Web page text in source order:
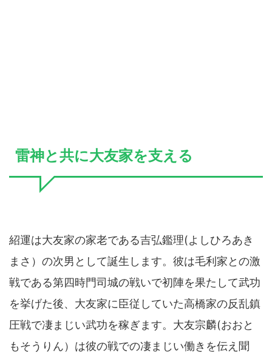
雷神と共に大友家を支える
紹運は大友家の家老である吉弘鑑理(よしひろあき
まさ）の次男として誕生します。彼は毛利家との激
戦である第四時門司城の戦いで初陣を果たして武功
を挙げた後、大友家に臣従していた高橋家の反乱鎮
圧戦で凄まじい武功を稼ぎます。大友宗麟(おおと
もそうりん）は彼の戦での凄まじい働きを伝え聞